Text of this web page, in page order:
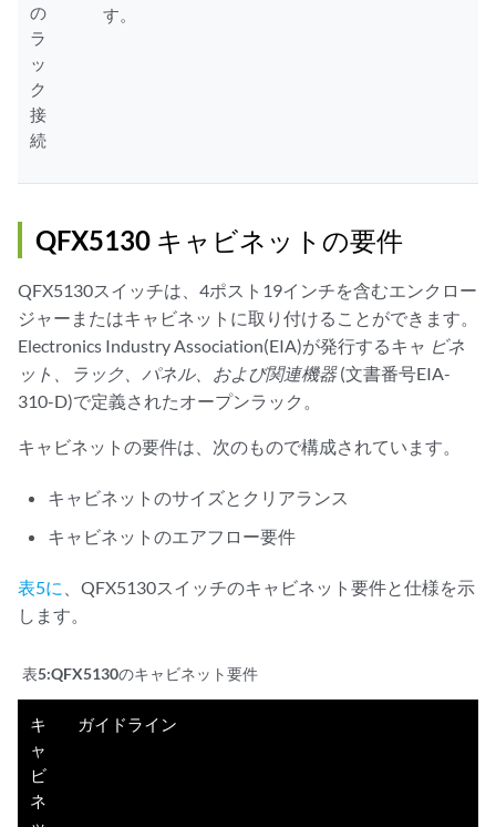
の
ラ
ッ
ク
接
続
す。
QFX5130 キャビネットの要件
QFX5130スイッチは、4ポスト19インチを含むエンクロー
ジャーまたはキャビネットに取り付けることができます。
Electronics Industry Association(EIA)が発行するキャ ビネ
ット、ラック、パネル、および関連機器(文書番号EIA-
310-D)で定義されたオープンラック。
キャビネットの要件は、次のもので構成されています。
キャビネットのサイズとクリアランス
キャビネットのエアフロー要件
表5に
、QFX5130スイッチのキャビネット要件と仕様を示
します。
表5:QFX5130のキャビネット要件
キ
ャ
ビ
ネ
ガイドライン